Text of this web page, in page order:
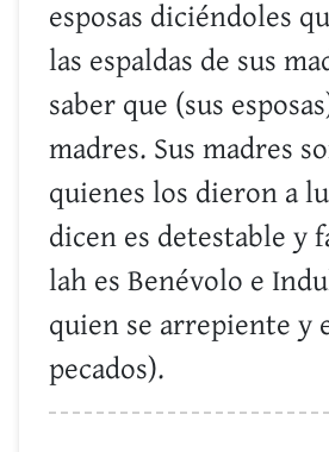
esposas diciéndoles
las espaldas de sus
saber que (sus
madres. Sus madres
quienes los dieron a
dicen es detestable y
lah es Benévolo e
quien se arrepiente y
pecados).